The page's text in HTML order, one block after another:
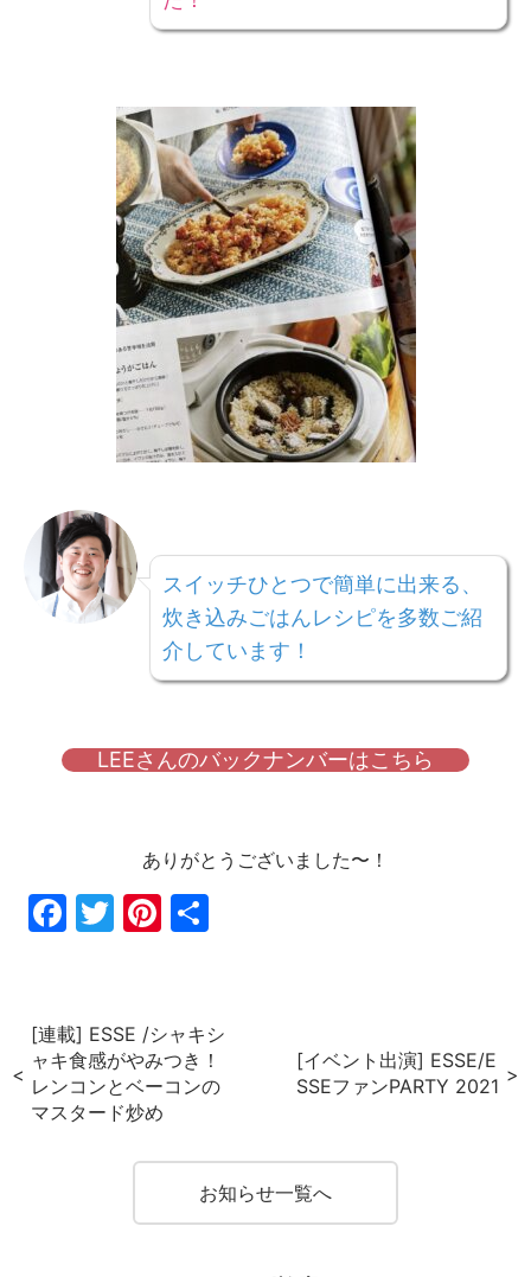
スイッチひとつで簡単に出来る、
炊き込みごはんレシピを多数ご紹
介しています！
LEEさんのバックナンバーはこちら
ありがとうございました〜！
Fac
Twi
Pin
[連載] ESSE /シャキシ
ャキ食感がやみつき！
レンコンとベーコンの
マスタード炒め
[イベント出演] ESSE/E
SSEファンPARTY 2021
お知らせ一覧へ